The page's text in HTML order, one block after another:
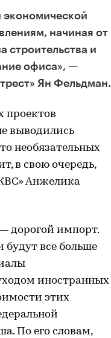
экономической
начиная от
строительства и
офиса», —
Ян Фельдман.
проектов
выводились
необязательных
в свою очередь,
Анжелика
дорогой импорт.
все больше
иностранных
этих
По его словам,